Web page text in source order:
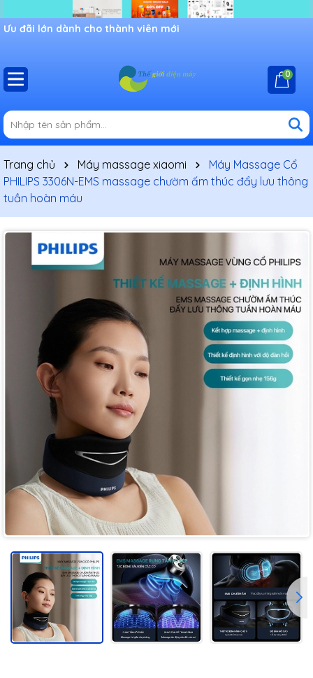
Ưu đãi lớn dành cho thành viên mới
0
Trang chủ Máy massage xiaomi
Máy Massage Cổ
PHILIPS 3306N-EMS massage chườm ấm thúc đẩy lưu thông
tuần hoàn máu